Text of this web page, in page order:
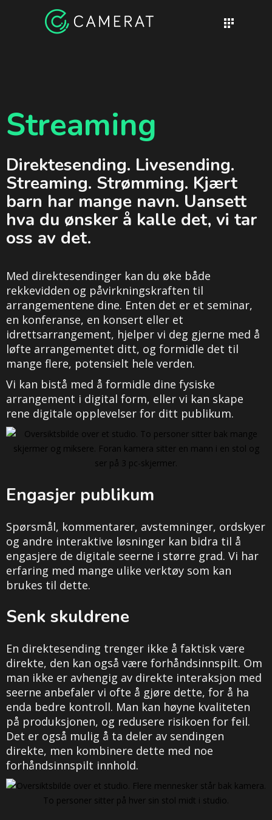
Streaming
Direktesending. Livesending.
Streaming. Strømming. Kjært
barn har mange navn. Uansett
hva du ønsker å kalle det, vi tar
oss av det.
Med direktesendinger kan du øke både
rekkevidden og påvirkningskraften til
arrangementene dine. Enten det er et seminar,
en konferanse, en konsert eller et
idrettsarrangement, hjelper vi deg gjerne med å
løfte arrangementet ditt, og formidle det til
mange flere, potensielt hele verden.
Vi kan bistå med å formidle dine fysiske
arrangement i digital form, eller vi kan skape
rene digitale opplevelser for ditt publikum.
Engasjer publikum
Spørsmål, kommentarer, avstemninger, ordskyer
og andre interaktive løsninger kan bidra til å
engasjere de digitale seerne i større grad. Vi har
erfaring med mange ulike verktøy som kan
brukes til dette.
Senk skuldrene
En direktesending trenger ikke å faktisk være
direkte, den kan også være forhåndsinnspilt. Om
man ikke er avhengig av direkte interaksjon med
seerne anbefaler vi ofte å gjøre dette, for å ha
enda bedre kontroll. Man kan høyne kvaliteten
på produksjonen, og redusere risikoen for feil.
Det er også mulig å ta deler av sendingen
direkte, men kombinere dette med noe
forhåndsinnspilt innhold.